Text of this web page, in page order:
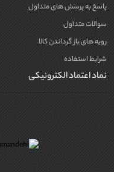
پاسخ به پرسش های متداول
سوالات متداول
رویه های باز گرداندن کالا
شرایط استفاده
نماد اعتماد الکترونیکی